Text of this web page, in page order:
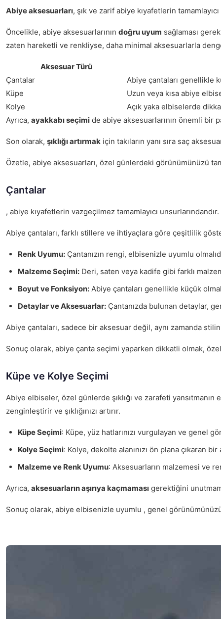
Abiye aksesuarları, şık ve zarif abiye kıyafetlerin
Öncelikle, abiye aksesuarlarının doğru uyum sağlaması
zaten hareketli ve renkliyse, daha minimal aksesuarlarla
Aksesuar Türü
Çantalar
Abiye çantaları genellikle
Küpe
Uzun veya kısa abiye
Kolye
Açık yaka elbiselerde
Ayrıca, ayakkabı seçimi de abiye aksesuarlarının önemli bir
Son olarak, şıklığı artırmak için takıların yanı sıra saç
Özetle, abiye aksesuarları, özel günlerdeki görünümünüzü
Çantalar
, abiye kıyafetlerin vazgeçilmez tamamlayıcı
Abiye çantaları, farklı stillere ve ihtiyaçlara göre çeşitlilik
Renk Uyumu: Çantanızın rengi, elbisenizle uyumlu
Malzeme Seçimi: Deri, saten veya kadife gibi farklı
Boyut ve Fonksiyon: Abiye çantaları genellikle küçük
Detaylar ve Aksesuarlar: Çantanızda bulunan detaylar,
Abiye çantaları, sadece bir aksesuar değil, aynı zamanda
Sonuç olarak, abiye çanta seçimi yaparken dikkatli olmak,
Küpe ve Kolye Seçimi
Abiye elbiseler, özel günlerde şıklığı ve zarafeti
zenginleştirir ve şıklığınızı artırır.
Küpe Seçimi: Küpe, yüz hatlarınızı vurgulayan ve genel
Kolye Seçimi: Kolye, dekolte alanınızı ön plana çıkaran
Malzeme ve Renk Uyumu: Aksesuarların malzemesi ve
Ayrıca, aksesuarların aşırıya kaçmaması gerektiğini
Sonuç olarak, abiye elbisenizle uyumlu , genel